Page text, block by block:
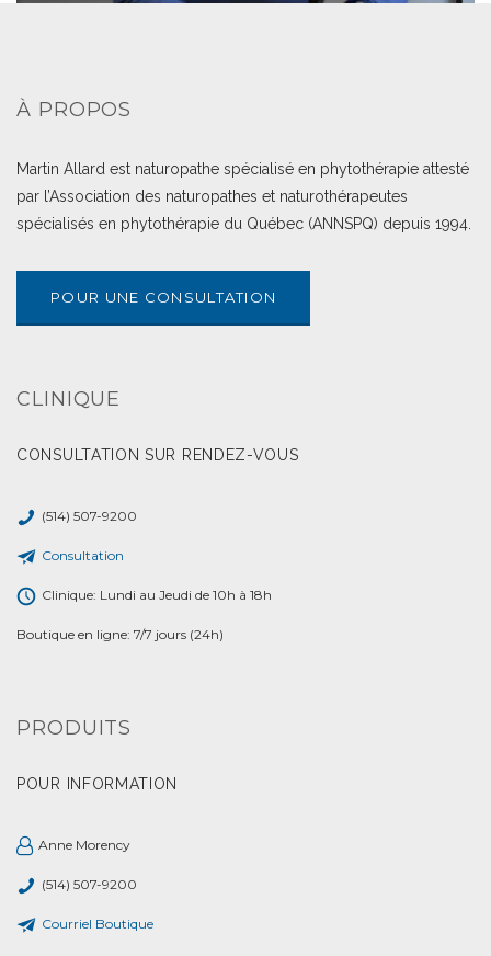
À PROPOS
Martin Allard est naturopathe spécialisé en phytothérapie attesté
par l’Association des naturopathes et naturothérapeutes
spécialisés en phytothérapie du Québec (ANNSPQ) depuis 1994.
POUR UNE CONSULTATION
CLINIQUE
CONSULTATION SUR RENDEZ-VOUS
(514) 507-9200
Consultation
Clinique: Lundi au Jeudi de 10h à 18h
Boutique en ligne: 7/7 jours (24h)
PRODUITS
POUR INFORMATION
Anne Morency
(514) 507-9200
Courriel Boutique